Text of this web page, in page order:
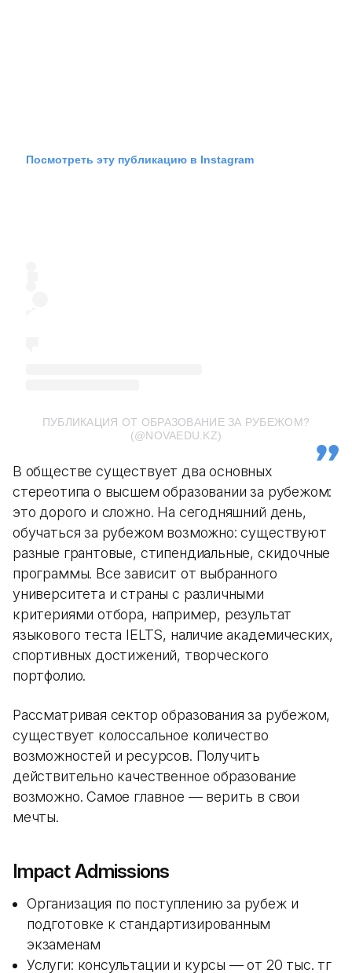
Посмотреть эту публикацию в Instagram
ПУБЛИКАЦИЯ ОТ ОБРАЗОВАНИЕ ЗА РУБЕЖОМ?
(@NOVAEDU.KZ)
В обществе существует два основных
стереотипа о высшем образовании за рубежом:
это дорого и сложно. На сегодняшний день,
обучаться за рубежом возможно: существуют
разные грантовые, стипендиальные, скидочные
программы. Все зависит от выбранного
университета и страны с различными
критериями отбора, например, результат
языкового теста IELTS, наличие академических,
спортивных достижений, творческого
портфолио.
Рассматривая сектор образования за рубежом,
существует колоссальное количество
возможностей и ресурсов. Получить
действительно качественное образование
возможно. Самое главное — верить в свои
мечты.
Impact Admissions
Организация по поступлению за рубеж и
подготовке к стандартизированным
экзаменам
Услуги: консультации и курсы — от 20 тыс. тг